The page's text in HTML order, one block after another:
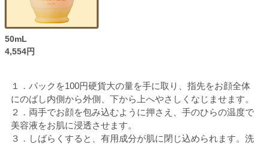
50mL
4,554円
１．パックを100円硬貨大の量を手に取り、指先をお顔全体
にのばし内側から外側、下から上へやさしくなじませます。
２．両手でお顔を包み込むように押さえ、手のひらの温度で
美容液をお肌に浸透させます。
３．しばらくすると、有用成分が肌に閉じ込められます。洗